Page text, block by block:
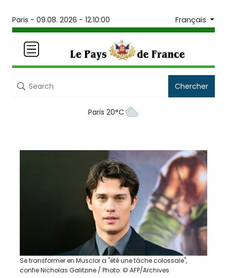
Paris - 09.08. 2026 - 12:10:00 Français
Chercher
Paris 20°C
Se transformer en Musclor a "été une tâche colossale",
confie Nicholas Galitzine / Photo: © AFP/Archives